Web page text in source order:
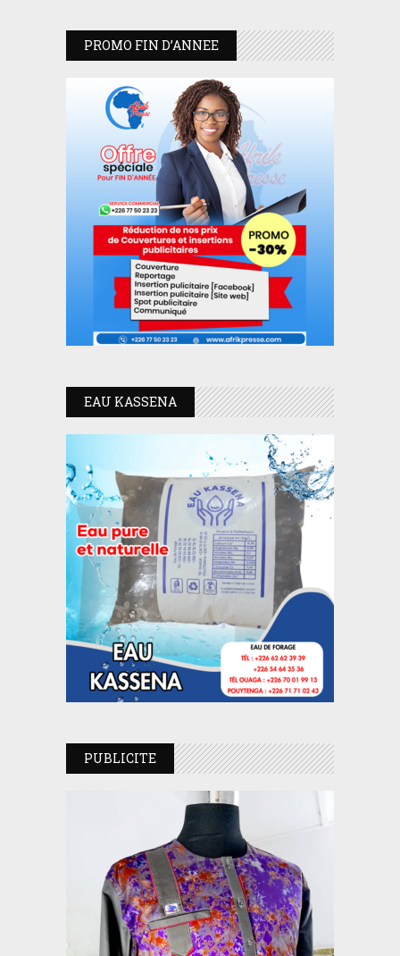
PROMO FIN D’ANNEE
EAU KASSENA
PUBLICITE